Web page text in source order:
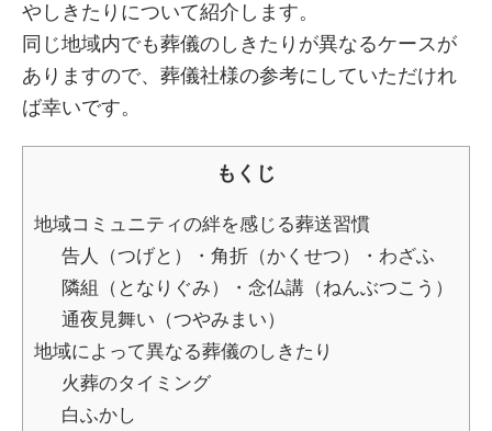
やしきたりについて紹介します。
同じ地域内でも葬儀のしきたりが異なるケースが
ありますので、葬儀社様の参考にしていただけれ
ば幸いです。
もくじ
地域コミュニティの絆を感じる葬送習慣
告人（つげと）・角折（かくせつ）・わざふ
隣組（となりぐみ）・念仏講（ねんぶつこう）
通夜見舞い（つやみまい）
地域によって異なる葬儀のしきたり
火葬のタイミング
白ふかし